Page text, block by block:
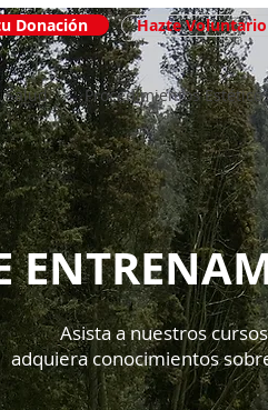
Donación Hazte Voluntario
Salud Procedimientos
​Asista a nuestros
adquiera conocimientos